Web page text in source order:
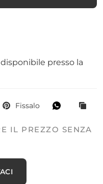
presso la
Fissalo
IL PREZZO SENZA